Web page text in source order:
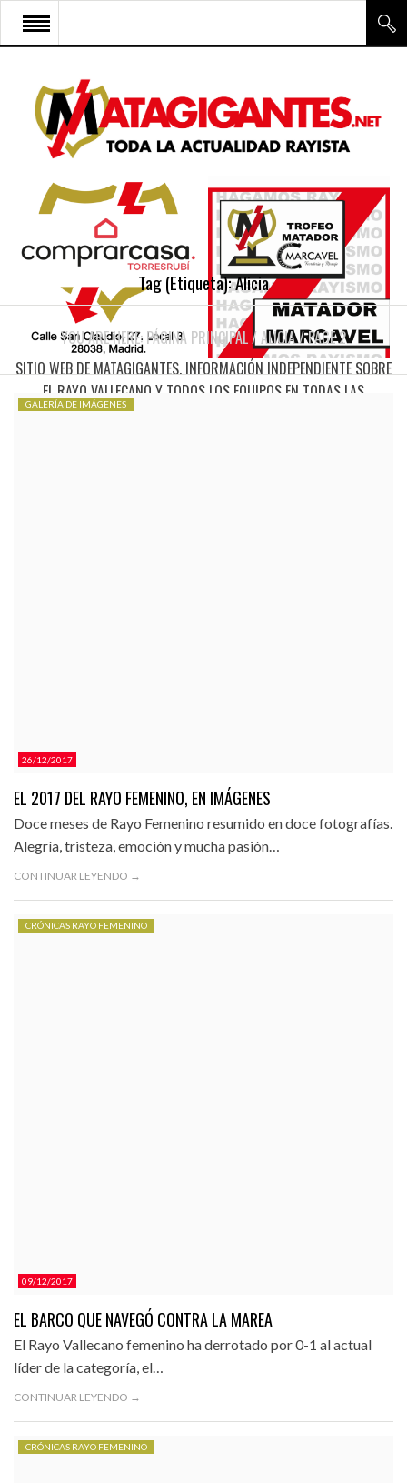
SITIO WEB DE MATAGIGANTES. INFORMACIÓN INDEPENDIENTE SOBRE
EL RAYO VALLECANO Y TODOS LOS EQUIPOS EN TODAS LAS
INICIO
RAYO VALLECANO
CANTERA Y ESCUELA FRV
RAYO FÉMINAS
MULTIMEDIA
CONTACTO
Tag (Etiqueta):Alicia
YOU ARE HERE: PÁGINA PRINCIPAL/ ALICIA /PAGE 2
26/12/2017
GALERÍA DE IMÁGENES
EL 2017 DEL RAYO FEMENINO, EN IMÁGENES
Doce meses de Rayo Femenino resumido en doce fotografías.
Alegría, tristeza, emoción y mucha pasión…
CONTINUAR LEYENDO →
09/12/2017
CRÓNICAS RAYO FEMENINO
EL BARCO QUE NAVEGÓ CONTRA LA MAREA
El Rayo Vallecano femenino ha derrotado por 0-1 al actual
líder de la categoría, el…
CONTINUAR LEYENDO →
CRÓNICAS RAYO FEMENINO